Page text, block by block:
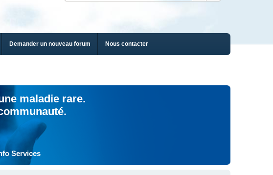
Demander un nouveau forum Nous contacter
maladie rare.
Services